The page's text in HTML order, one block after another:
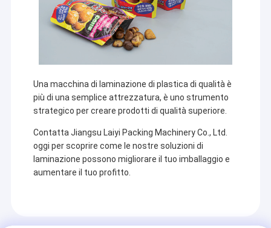
Una macchina di laminazione di plastica di qualità è
più di una semplice attrezzatura, è uno strumento
strategico per creare prodotti di qualità superiore.
Contatta Jiangsu Laiyi Packing Machinery Co., Ltd.
oggi per scoprire come le nostre soluzioni di
laminazione possono migliorare il tuo imballaggio e
aumentare il tuo profitto.